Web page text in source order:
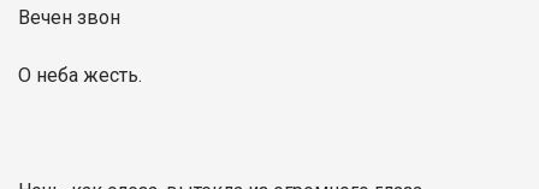
Вечен звон
О неба жесть.